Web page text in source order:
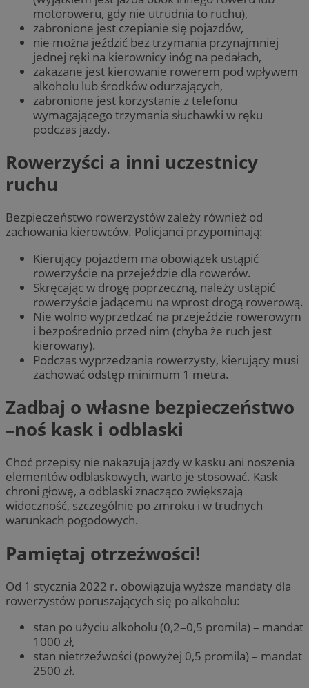
motoroweru, gdy nie utrudnia to ruchu),
zabronione jest czepianie się pojazdów,
nie można jeździć bez trzymania przynajmniej
jednej ręki na kierownicy inóg na pedałach,
zakazane jest kierowanie rowerem pod wpływem
alkoholu lub środków odurzających,
zabronione jest korzystanie z telefonu
wymagającego trzymania słuchawki w ręku
podczas jazdy.
Rowerzyści a inni uczestnicy
ruchu
Bezpieczeństwo rowerzystów zależy również od
zachowania kierowców. Policjanci przypominają:
Kierujący pojazdem ma obowiązek ustąpić
rowerzyście na przejeździe dla rowerów.
Skręcając w drogę poprzeczną, należy ustąpić
rowerzyście jadącemu na wprost drogą rowerową.
Nie wolno wyprzedzać na przejeździe rowerowym
i bezpośrednio przed nim (chyba że ruch jest
kierowany).
Podczas wyprzedzania rowerzysty, kierujący musi
zachować odstęp minimum 1 metra.
Zadbaj o własne bezpieczeństwo
–noś kask i odblaski
Choć przepisy nie nakazują jazdy w kasku ani noszenia
elementów odblaskowych, warto je stosować. Kask
chroni głowę, a odblaski znacząco zwiększają
widoczność, szczególnie po zmroku i w trudnych
warunkach pogodowych.
Pamiętaj otrzeźwości!
Od 1 stycznia 2022 r. obowiązują wyższe mandaty dla
rowerzystów poruszających się po alkoholu:
stan po użyciu alkoholu (0,2–0,5 promila) – mandat
1000 zł,
stan nietrzeźwości (powyżej 0,5 promila) – mandat
2500 zł.